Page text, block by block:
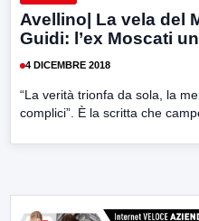
Avellino| La vela del
Guidi: l’ex Moscati
4 DICEMBRE 2018
“La verità trionfa da sola, la
complici”. È la scritta che